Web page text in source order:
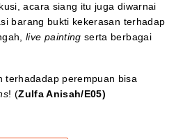
acara siang itu juga diwarnai
barang bukti kekerasan terhadap
live painting serta berbagai
terhadadap perempuan bisa
! (Zulfa Anisah/E05)